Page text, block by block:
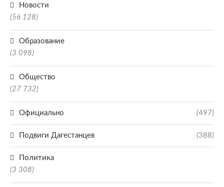
Новости
(56 128)
Образование
(3 098)
Общество
(27 732)
Официально (497)
Подвиги Дагестанцев (388)
Политика
(3 308)